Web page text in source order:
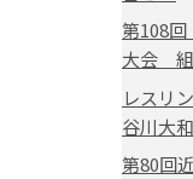
第108
大会 組
レスリ
谷川大
第80回